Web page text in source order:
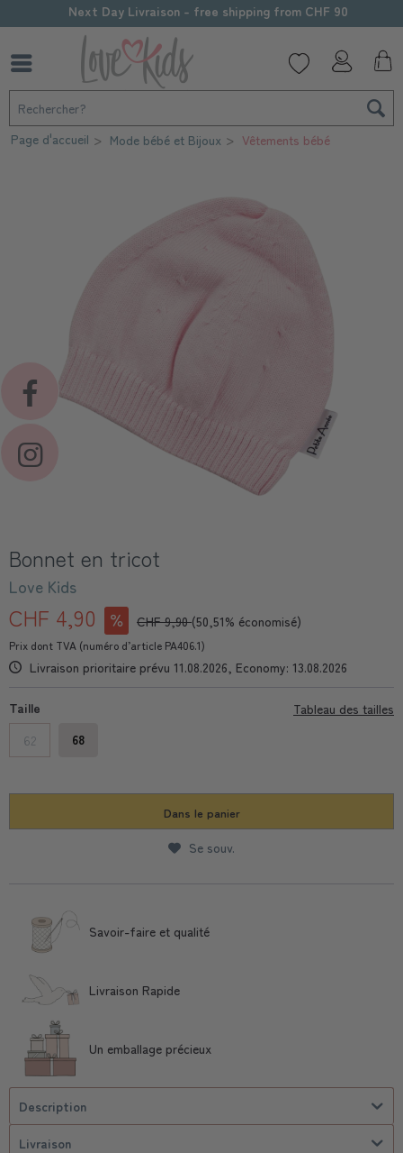
Next Day Livraison - free shipping from CHF 90
Page d'accueil Mode bébé et Bijoux Vêtements bébé
Bonnet en tricot
Love Kids
CHF 4,90 CHF 9,90(50,51% économisé)
Prix dont TVA (numéro d’article PA406.1)
Livraison prioritaire prévu 11.08.2026, Economy: 13.08.2026
Tableau des tailles
Taille
62
68
Dans le panier
Se souv.
Savoir-faire et qualité
Livraison Rapide
Un emballage précieux
Description
Livraison